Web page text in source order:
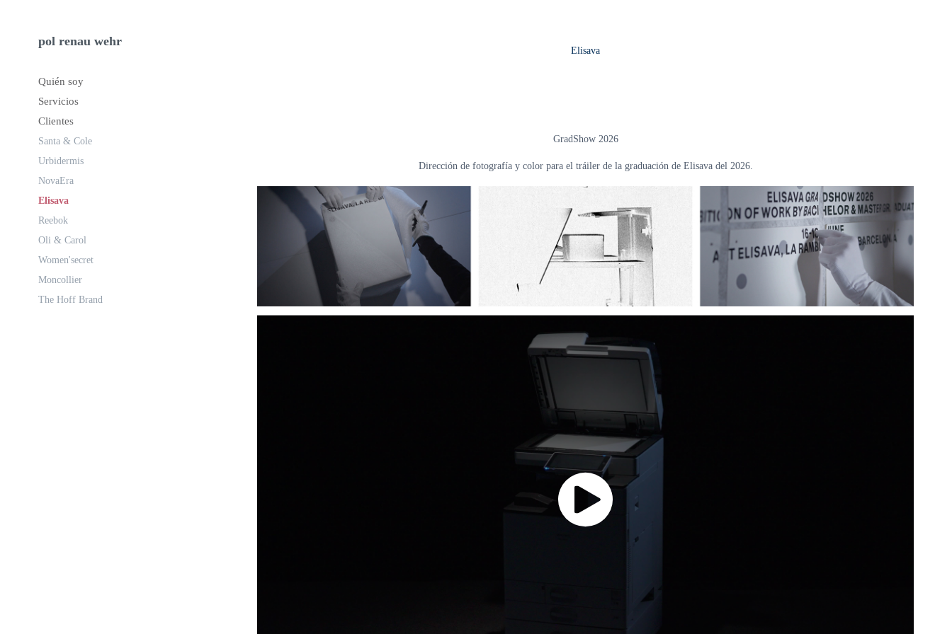
pol renau wehr
Quién soy
Servicios
Clientes
Santa & Cole
Urbidermis
NovaEra
Elisava
Reebok
Oli & Carol
Women'secret
Moncollier
The Hoff Brand
Elisava
GradShow 2026
Dirección de fotografía y color para el tráiler de la graduación de Elisava del 2026.